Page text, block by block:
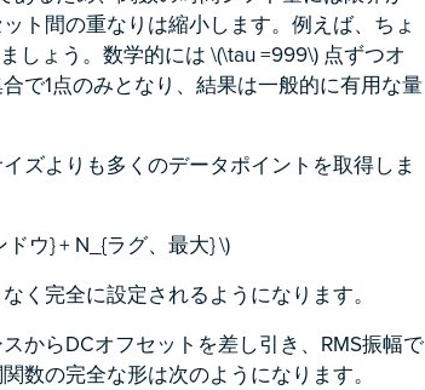
ト間の重なりは縮小します。例えば、ちょ
しょう。数学的には \(\tau =999\) 点ずつオ
で1点のみとなり、結果は一般的に有用な量
ズよりも多くのデータポイントを取得しま
ウ} + N_{ラグ、最大} \)
く完全に設定されるようになります。
からDCオフセットを差し引き、RMS振幅で
数の完全な形は次のようになります。